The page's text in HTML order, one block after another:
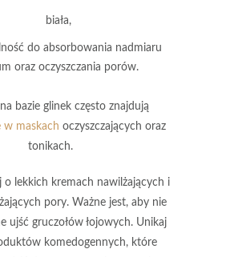
biała,
do absorbowania nadmiaru
oraz oczyszczania porów.
bazie glinek często znajdują
w maskach oczyszczających oraz
tonikach.
o lekkich kremach nawilżających i
pory. Ważne jest, aby nie
ujść gruczołów łojowych. Unikaj
komedogennych, które